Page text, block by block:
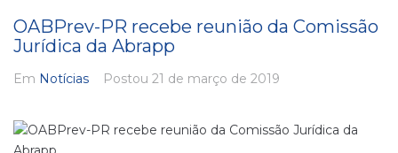
OABPrev-PR recebe reunião da Comissão
Jurídica da Abrapp
Em Notícias Postou 21 de março de 2019